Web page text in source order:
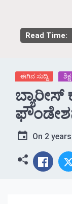
Read Time:
ಈಗಿನ ಸುದ್ದಿ
ಬ್ಯಾರೀಸ್
On 2